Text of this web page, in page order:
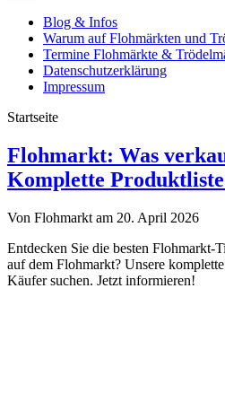
Blog & Infos
Warum auf Flohmärkten und
Termine Flohmärkte &
Datenschutzerklärung
Impressum
Startseite
Flohmarkt-
Troedelmarkt.de
Flohmarkt: Was
Komplette Produktliste
Von Flohmarkt am 20. April 2026
Entdecken Sie die besten Flohmarkt-
auf dem Flohmarkt? Unsere
Käufer suchen. Jetzt informieren!